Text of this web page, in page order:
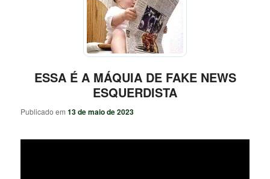
ESSA É A MÁQUIA DE FAKE NEWS
ESQUERDISTA
Publicado em13 de maio de 2023